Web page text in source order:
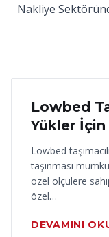
Nakliye
18 Haziran 2026
Lowbed
Yükler
Lowbed
taşınması
özel ölçülere
özel…
DEVAMINI